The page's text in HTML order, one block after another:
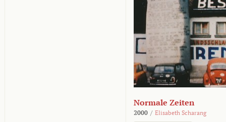
Normale Zeiten
2000 / Elisabeth Scharang